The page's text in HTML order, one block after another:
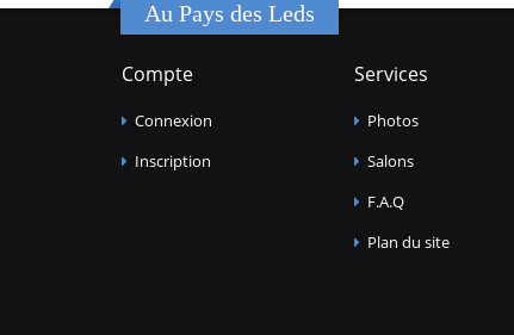
Au Pays des Leds
Compte
Connexion
Inscription
Services
Photos
Salons
F.A.Q
Plan du site